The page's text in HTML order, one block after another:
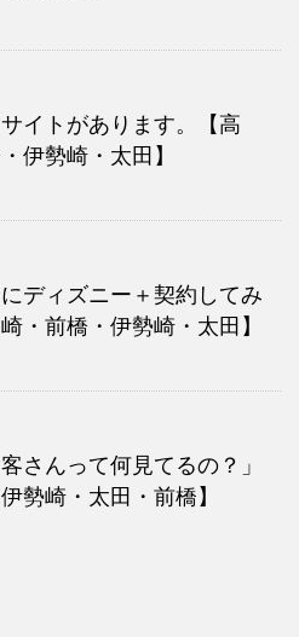
イトがあります。【高
伊勢崎・太田】
ディズニー＋契約してみ
・前橋・伊勢崎・太田】
客さんって何見てるの？」
伊勢崎・太田・前橋】